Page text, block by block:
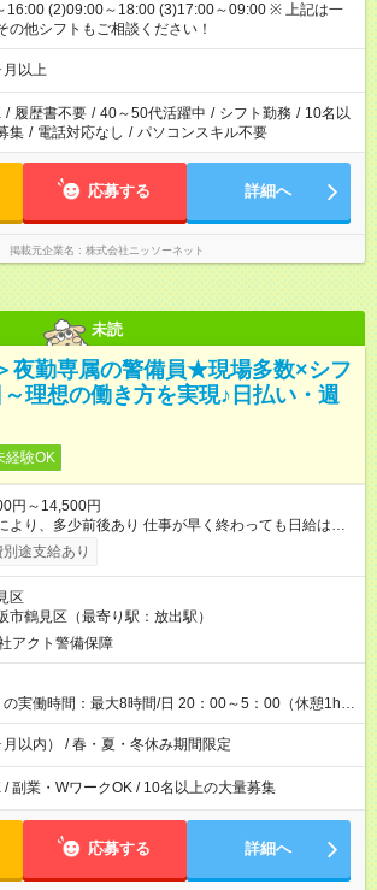
(2)09:00～18:00 (3)17:00～09:00 ※ 上記は一
の他シフトもご相談ください！
月以上
/ 履歴書不要 / 40～50代活躍中 / シフト勤務 / 10名以
集 / 電話対応なし / パソコンスキル不要
応募する 詳細へ
掲載元企業名 株式会社ニッソーネット
未読
夜勤専属の警備員★現場多数×シフ
理想の働き方を実現♪日払い・週
経験OK
円～14,500円
より、多少前後あり 仕事が早く終わっても日給は保
証されます。 【試用期間】試用期間なし
途支給あり
区
市鶴見区（最寄り駅：放出駅）
アクト警備保障
の実働時間：最大8時間/日 20：00～5：00（休憩1h）
り開始時間が異なる場合があります。
以内） / 春・夏・冬休み期間限定
/ 副業・WワークOK / 10名以上の大量募集
応募する 詳細へ